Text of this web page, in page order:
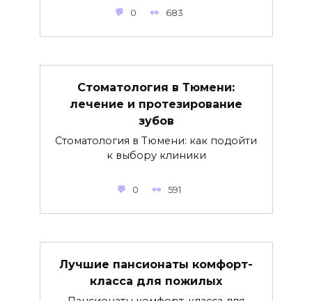
0 683
Стоматология в Тюмени:
лечение и протезирование
зубов
Стоматология в Тюмени: как подойти
к выбору клиники
0 591
Лучшие пансионаты комфорт-
класса для пожилых